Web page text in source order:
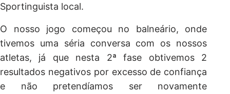
Sportinguista local.
O nosso jogo começou no balneário, onde
tivemos uma séria conversa com os nossos
atletas, já que nesta 2ª fase obtivemos 2
resultados negativos por excesso de confiança
e não pretendíamos ser novamente